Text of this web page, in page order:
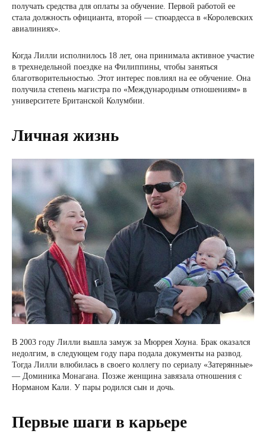
получать средства для оплаты за обучение. Первой работой ее
стала должность официанта, второй — стюардесса в «Королевских
авиалиниях».
Когда Лилли исполнилось 18 лет, она принимала активное участие
в трехнедельной поездке на Филиппины, чтобы заняться
благотворительностью. Этот интерес повлиял на ее обучение. Она
получила степень магистра по «Международным отношениям» в
университете Британской Колумбии.
Личная жизнь
В 2003 году Лилли вышла замуж за Мюррея Хоуна. Брак оказался
недолгим, в следующем году пара подала документы на развод.
Тогда Лилли влюбилась в своего коллегу по сериалу «Затерянные»
— Доминика Монагана. Позже женщина завязала отношения с
Норманом Кали. У пары родился сын и дочь.
Первые шаги в карьере